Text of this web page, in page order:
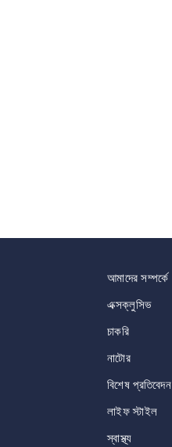
আমাদের সম্পর্কে
এক্সক্লুসিভ
চাকরি
নাটোর
বিশেষ প্রতিবেদন
লাইফ স্টাইল
স্বাস্থ্য